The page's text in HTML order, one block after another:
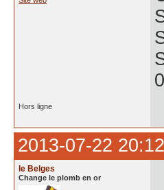
Hors ligne
2013-07-22
le Belges
Change le plomb en or